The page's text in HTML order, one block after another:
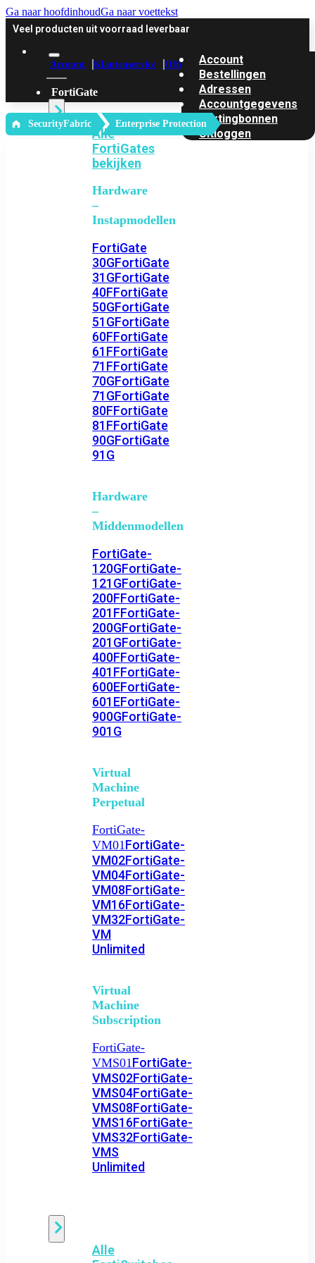
Ga naar hoofdinhoudGa naar voettekst
Veel producten uit voorraad leverbaar
Account Klantenservice Offerte
FortiGate
Alle
FortiGates
bekijken
Hardware
–
Instapmodellen
FortiGate
30GFortiGate
31GFortiGate
40FFortiGate
50GFortiGate
51GFortiGate
60FFortiGate
61FFortiGate
71FFortiGate
70GFortiGate
71GFortiGate
80FFortiGate
81FFortiGate
90GFortiGate
91G
Hardware
–
Middenmodellen
FortiGate-
120GFortiGate-
121GFortiGate-
200FFortiGate-
201FFortiGate-
200GFortiGate-
201GFortiGate-
400FFortiGate-
401FFortiGate-
600EFortiGate-
601EFortiGate-
900GFortiGate-
901G
Virtual
Machine
Perpetual
FortiGate-
VM01FortiGate-
VM02FortiGate-
VM04FortiGate-
VM08FortiGate-
VM16FortiGate-
VM32FortiGate-
VM
Unlimited
Virtual
Machine
Subscription
FortiGate-
VMS01FortiGate-
VMS02FortiGate-
VMS04FortiGate-
VMS08FortiGate-
VMS16FortiGate-
VMS32FortiGate-
VMS
Unlimited
Alle
Account
Bestellingen
Adressen
Accountgegevens
Kortingbonnen
Uitloggen
‎ SecurityFabric Enterprise Protection